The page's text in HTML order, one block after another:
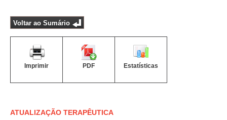
Voltar ao Sumário
Imprimir PDF Estatísticas
ATUALIZAÇÃO TERAPÊUTICA